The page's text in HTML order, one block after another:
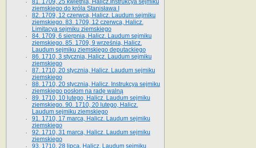
81. 1709, 25 kwietnia, Halicz.Instrukcya sejmiku
ziemskiego do króla Stanisława I
82. 1709, 12 czerwca, Halicz. Laudum sejmiku
ziemskiego. 83. 1709, 12 czerwca, Halicz.
Limitacya sejmiku ziemskiego
84. 1709, 6 sierpnia, Halicz. Laudum sejmiku
ziemskiego. 85. 1709, 9 września, Halicz.
Laudum sejmiku ziemskiego deputackiego
86. 1710, 3 stycznia, Halicz. Laudum sejmiku
ziemskiego
87. 1710, 20 stycznia, Halicz. Laudum sejmiku
ziemskiego
88. 1710, 20 stycznia, Halicz. Instrukcya sejmiku
ziemskiego posłom na radę walną
89. 1710, 10 lutego, Halicz. Laudum sejmiku
ziemskiego. 90. 1710, 20 lutego, Halicz.
Laudum sejmiku ziemskiego
91. 1710, 17 marca, Halicz. Laudum sejmiku
ziemskiego
92. 1710, 31 marca, Halicz. Laudum sejmiku
ziemskiego
93. 1710, 28 lipca, Halicz. Laudum sejmiku